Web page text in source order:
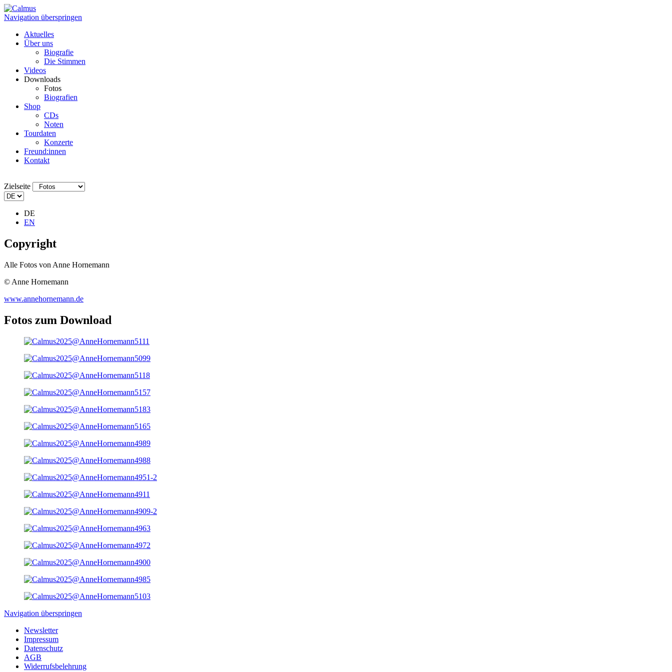
Navigation überspringen
Aktuelles
Über uns
Biografie
Die Stimmen
Videos
Downloads
Fotos
Biografien
Shop
CDs
Noten
Tourdaten
Konzerte
Freund:innen
Kontakt
Zielseite
DE
EN
Copyright
Alle Fotos von Anne Hornemann
© Anne Hornemann
www.annehornemann.de
Fotos zum Download
Navigation überspringen
Newsletter
Impressum
Datenschutz
AGB
Widerrufsbelehrung